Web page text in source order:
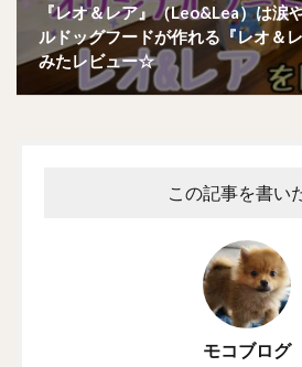
『レオ＆レア』（Leo&Lea）は涙
ルドッグフードが作れる『レオ＆
みたレビュー☆
この記事を書い
モコブログ